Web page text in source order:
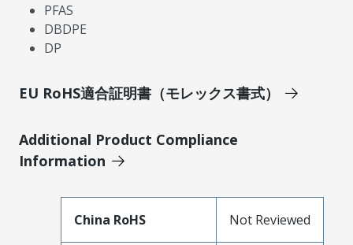
PFAS
DBDPE
DP
EU RoHS適合証明書（モレックス書式）
Additional Product Compliance
Information
China RoHS Not Reviewed